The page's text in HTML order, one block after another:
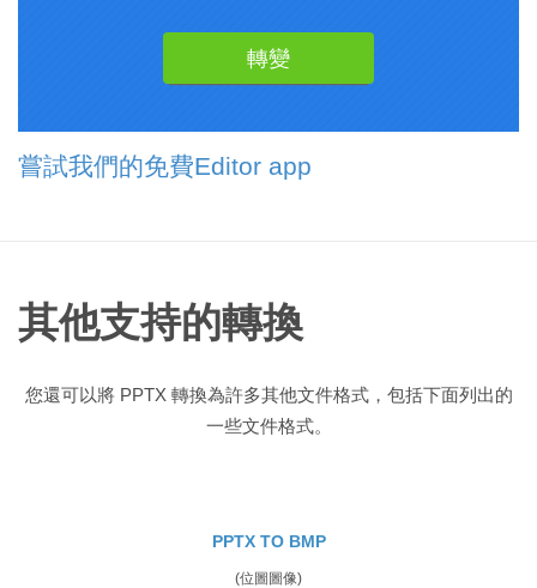
嘗試我們的免費Editor app
其他支持的轉換
您還可以將 PPTX 轉換為許多其他文件格式，包括下面列出的
一些文件格式。
PPTX TO BMP
(位圖圖像)